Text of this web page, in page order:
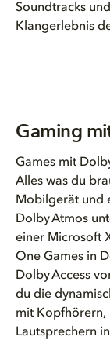
Soundtracks
Klangerlebnis
Gaming
Games mit
Alles was du
Mobilgerät und
Dolby Atmos
einer Microsoft
One Games in
Dolby Access
du die
mit Kopfhörern,
Lautsprechern